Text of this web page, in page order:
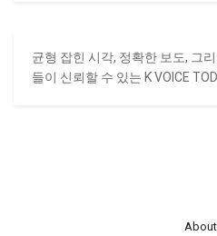
균형 잡힌 시각, 정확한 보도, 그
들이 신뢰할 수 있는 K VOICE
About